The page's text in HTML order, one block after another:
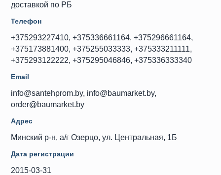
доставкой по РБ
Телефон
+375293227410, +375336661164, +375296661164,
+375173881400, +375255033333, +375333211111,
+375293122222, +375295046846, +375336333340
Email
info@santehprom.by, info@baumarket.by,
order@baumarket.by
Адрес
Минский р-н, а/г Озерцо, ул. Центральная, 1Б
Дата регистрации
2015-03-31